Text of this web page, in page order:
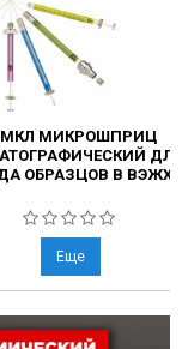
МКЛ МИКРОШПРИЦ
ДЛЯ
ОБРАЗЦОВ В ВЭЖХ
Еще